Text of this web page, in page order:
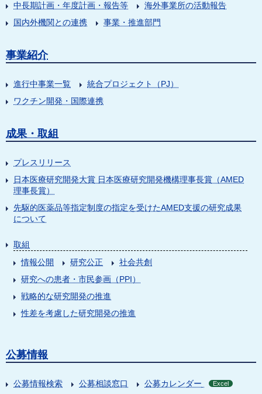
中長期計画・年度計画・報告等
海外事業所の活動報告
国内外機関との連携
事業・推進部門
事業紹介
進行中事業一覧
統合プロジェクト（PJ）
ワクチン開発・国際連携
成果・取組
プレスリリース
日本医療研究開発大賞 日本医療研究開発機構理事長賞（AMED
理事長賞）
先駆的医薬品等指定制度の指定を受けたAMED支援の研究成果
について
取組
情報公開
研究公正
社会共創
研究への患者・市民参画（PPI）
戦略的な研究開発の推進
性差を考慮した研究開発の推進
公募情報
公募情報検索 公募相談窓口 公募カレンダー Excel